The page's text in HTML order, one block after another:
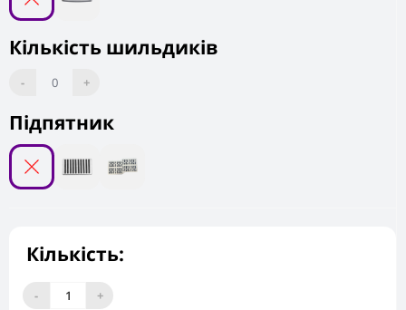
Підпятник
Кількість шильдиків
- 0 +
Кількість:
- +